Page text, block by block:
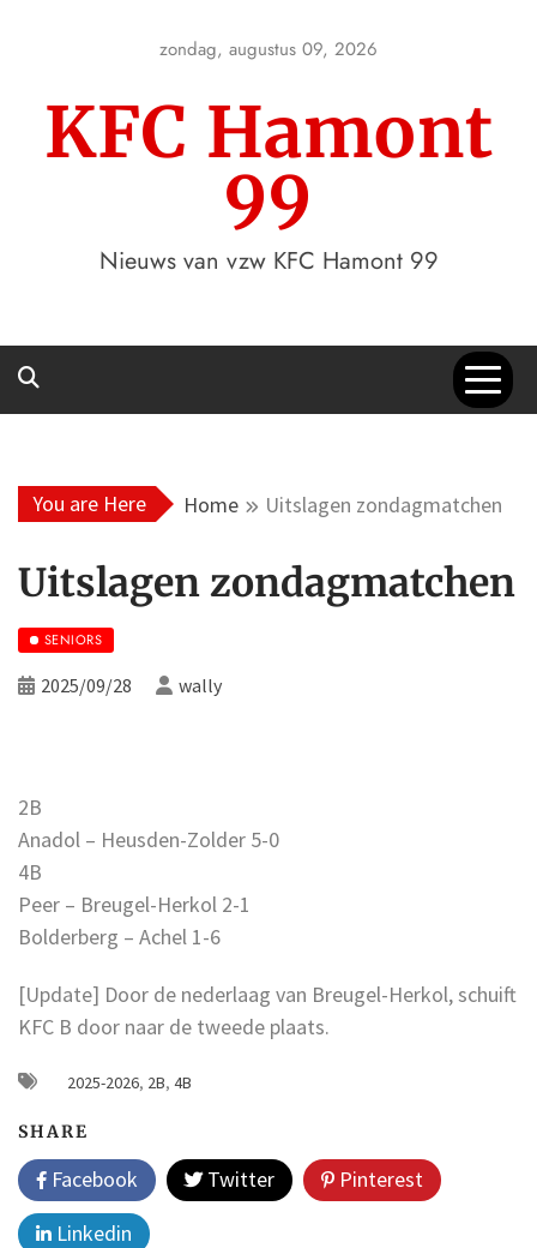
zondag, augustus 09, 2026
KFC Hamont
99
Nieuws van vzw KFC Hamont 99
You are Here Home Uitslagen zondagmatchen
Uitslagen zondagmatchen
SENIORS
2025/09/28 wally
2B
Anadol – Heusden-Zolder 5-0
4B
Peer – Breugel-Herkol 2-1
Bolderberg – Achel 1-6
[Update] Door de nederlaag van Breugel-Herkol, schuift
KFC B door naar de tweede plaats.
2025-2026, 2B, 4B
SHARE
Facebook Twitter
Pinterest
Linkedin